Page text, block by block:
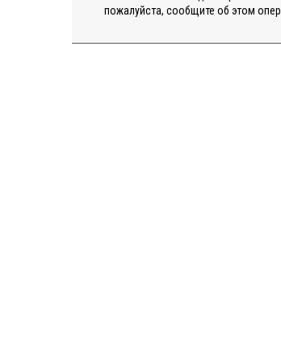
пожалуйста, сообщите об этом